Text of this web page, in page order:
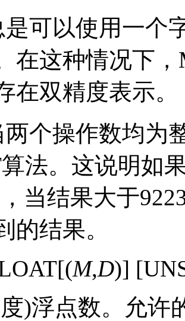
是可以使用一个
在这种情况下，
在双精度表示。
两个操作数均为
算法。这说明如
，当结果大于
的结果。
M,D)]
)浮点数。允许